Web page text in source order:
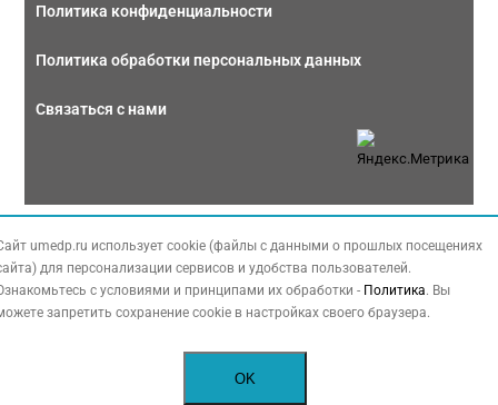
Политика конфиденциальности
Политика обработки персональных данных
Связаться с нами
содержит материалы, принадлежащие третьей стороне, охраняемые законом
РФ об авторских правах.
umedp.ru использует cookie (файлы с данными о прошлых посещениях
для персонализации сервисов и удобства пользователей.
с условиями и принципами их обработки - Политика. Вы
запретить сохранение cookie в настройках своего браузера.
OK